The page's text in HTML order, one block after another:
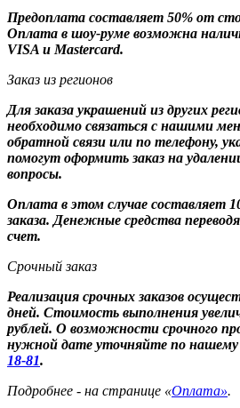
Предоплата составляет 50% от
Оплата в шоу-руме возможна
VISA и Mastercard.
Заказ из регионов
Для заказа украшений из других
необходимо связаться с нашими
обратной связи или по телефону,
помогут оформить заказ на
вопросы.
Оплата в этом случае составляет
заказа. Денежные средства
счет.
Срочный заказ
Реализация срочных заказов
дней. Стоимость выполнения
рублей. О возможности срочного
нужной дате уточняйте по нашему
18-81.
Подробнее - на странице «Оплата».